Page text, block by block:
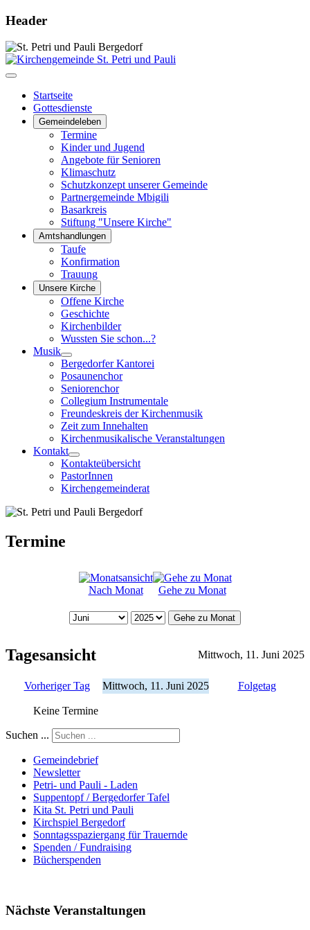
Header
Startseite
Gottesdienste
Gemeindeleben
Termine
Kinder und Jugend
Angebote für Senioren
Klimaschutz
Schutzkonzept unserer Gemeinde
Partnergemeinde Mbigili
Basarkreis
Stiftung "Unsere Kirche"
Amtshandlungen
Taufe
Konfirmation
Trauung
Unsere Kirche
Offene Kirche
Geschichte
Kirchenbilder
Wussten Sie schon...?
Musik
Bergedorfer Kantorei
Posaunenchor
Seniorenchor
Collegium Instrumentale
Freundeskreis der Kirchenmusik
Zeit zum Innehalten
Kirchenmusikalische Veranstaltungen
Kontakt
Kontakteübersicht
PastorInnen
Kirchengemeinderat
Termine
Nach Monat Gehe zu Monat
Gehe zu Monat
Tagesansicht Mittwoch, 11. Juni 2025
Vorheriger Tag Mittwoch, 11. Juni 2025 Folgetag
Keine Termine
Suchen ...
Gemeindebrief
Newsletter
Petri- und Pauli - Laden
Suppentopf / Bergedorfer Tafel
Kita St. Petri und Pauli
Kirchspiel Bergedorf
Sonntagsspaziergang für Trauernde
Spenden / Fundraising
Bücherspenden
Nächste Veranstaltungen